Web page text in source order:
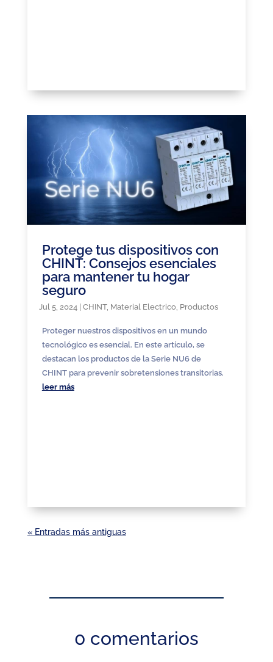
Protege tus dispositivos con
CHINT: Consejos esenciales
para mantener tu hogar
seguro
Jul 5, 2024| CHINT, Material Electrico, Productos
Proteger nuestros dispositivos en un mundo
tecnológico es esencial. En este artículo, se
destacan los productos de la Serie NU6 de
CHINT para prevenir sobretensiones transitorias.
leer más
« Entradas más antiguas
0 comentarios